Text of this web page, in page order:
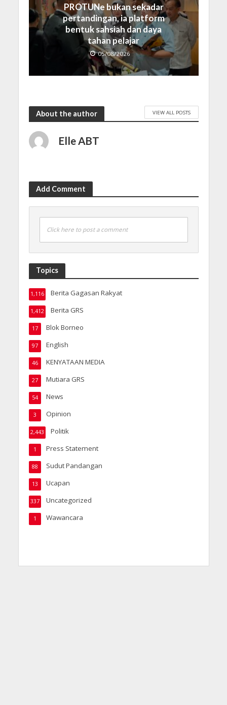
PROTUNe bukan sekadar
pertandingan, ia platform
bentuk sahsiah dan daya
tahan pelajar
05/08/2026
About the author VIEW ALL POSTS
Elle ABT
Add Comment
Click here to post a comment
Topics
Berita Gagasan Rakyat
1,116
Berita GRS
1,412
Blok Borneo
17
English
97
KENYATAAN MEDIA
46
Mutiara GRS
27
News
54
Opinion
3
Politik
2,443
Press Statement
1
Sudut Pandangan
88
Ucapan
13
Uncategorized
337
Wawancara
1